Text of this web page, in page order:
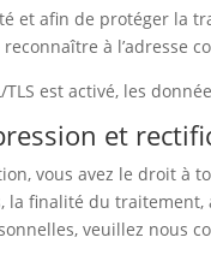
et afin de protéger la
reconnaître à l’adresse
est activé, les
et
vous avez le droit à
la finalité du
veuillez nous